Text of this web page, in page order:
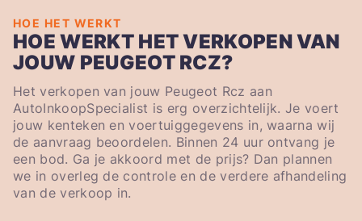
HOE HET WERKT
HOE WERKT HET VERKOPEN VAN
JOUW PEUGEOT RCZ?
Het verkopen van jouw Peugeot Rcz aan
AutoInkoopSpecialist is erg overzichtelijk. Je voert
jouw kenteken en voertuiggegevens in, waarna wij
de aanvraag beoordelen. Binnen 24 uur ontvang je
een bod. Ga je akkoord met de prijs? Dan plannen
we in overleg de controle en de verdere afhandeling
van de verkoop in.